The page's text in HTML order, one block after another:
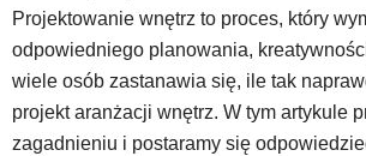
Projektowanie wnętrz to proces, który
odpowiedniego planowania,
wiele osób zastanawia się, ile tak
projekt aranżacji wnętrz. W tym artykule
zagadnieniu i postaramy się